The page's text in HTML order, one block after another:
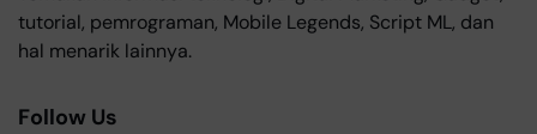
tutorial, pemrograman, Mobile Legends, Script ML, dan
hal menarik lainnya.
Follow Us